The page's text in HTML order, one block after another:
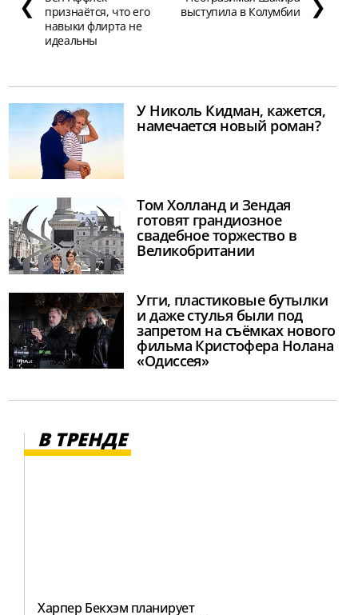
❮
признаётся, что его
навыки флирта не
идеальны
выступила в Колумбии
❯
У Николь Кидман, кажется,
намечается новый роман?
Том Холланд и Зендая
готовят грандиозное
свадебное торжество в
Великобритании
Угги, пластиковые бутылки
и даже стулья были под
запретом на съёмках нового
фильма Кристофера Нолана
«Одиссея»
В ТРЕНДЕ
Харпер Бекхэм планирует